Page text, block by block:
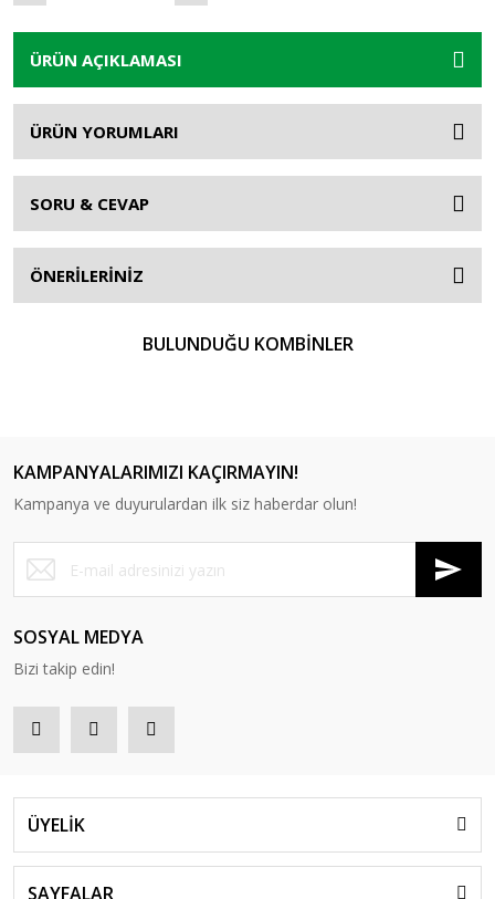
ÜRÜN AÇIKLAMASI
ÜRÜN YORUMLARI
SORU & CEVAP
ÖNERİLERİNİZ
BULUNDUĞU KOMBİNLER
KAMPANYALARIMIZI KAÇIRMAYIN!
Kampanya ve duyurulardan ilk siz haberdar olun!
SOSYAL MEDYA
Bizi takip edin!
ÜYELİK
SAYFALAR